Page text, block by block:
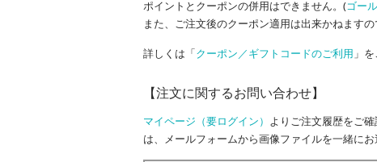
ポイントとクーポンの併用はできません。 (ゴー
また、ご注文後のクーポン適用は出来かねますの
詳しくは「クーポン／ギフトコードのご利用 」
【注文に関するお問い合わせ】
マイページ（要ログイン） よりご注文履歴をご
は、メールフォームから画像ファイルを一緒にお